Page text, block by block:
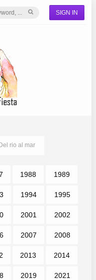
SIGN IN
Del rio al mar
1988 1989
1994 1995
2001 2002
2007 2008
2013 2014
2019 2021